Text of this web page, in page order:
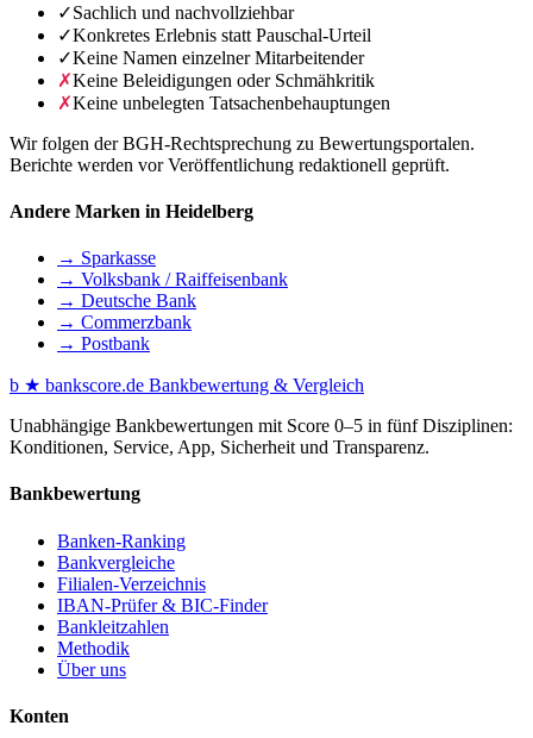
✓Sachlich und nachvollziehbar
✓Konkretes Erlebnis statt Pauschal-Urteil
✓Keine Namen einzelner Mitarbeitender
✗Keine Beleidigungen oder Schmähkritik
✗Keine unbelegten Tatsachenbehauptungen
Wir folgen der BGH-Rechtsprechung zu Bewertungsportalen.
Berichte werden vor Veröffentlichung redaktionell geprüft.
Andere Marken in Heidelberg
→ Sparkasse
→ Volksbank / Raiffeisenbank
→ Deutsche Bank
→ Commerzbank
→ Postbank
b ★ bankscore.de Bankbewertung & Vergleich
Unabhängige Bankbewertungen mit Score 0–5 in fünf Disziplinen:
Konditionen, Service, App, Sicherheit und Transparenz.
Bankbewertung
Banken-Ranking
Bankvergleiche
Filialen-Verzeichnis
IBAN-Prüfer & BIC-Finder
Bankleitzahlen
Methodik
Über uns
Konten